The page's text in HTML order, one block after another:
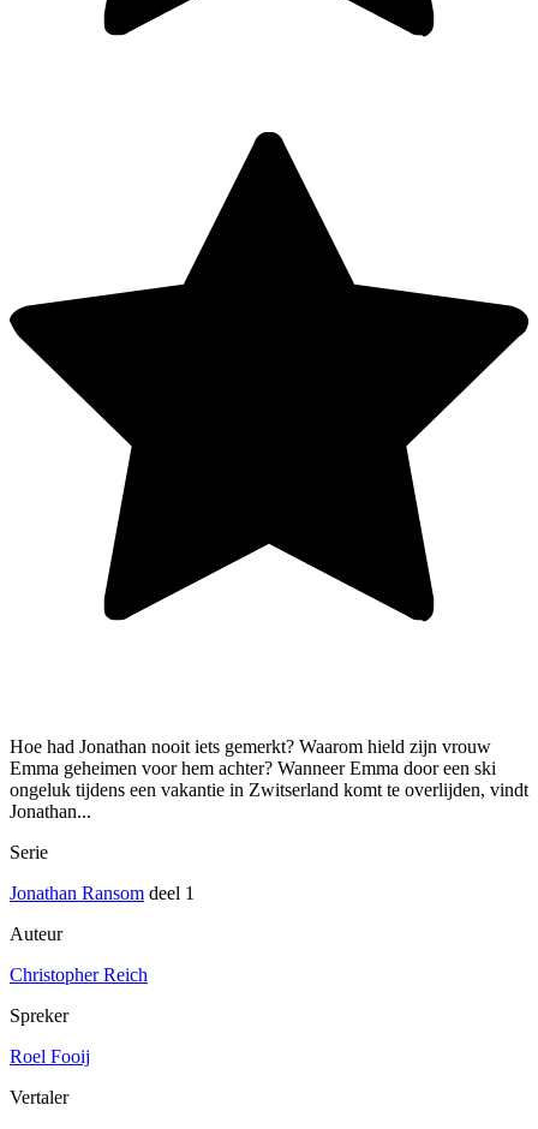
Hoe had Jonathan nooit iets gemerkt? Waarom hield zijn vrouw
Emma geheimen voor hem achter? Wanneer Emma door een ski
ongeluk tijdens een vakantie in Zwitserland komt te overlijden, vindt
Jonathan...
Serie
Jonathan Ransom deel 1
Auteur
Christopher Reich
Spreker
Roel Fooij
Vertaler